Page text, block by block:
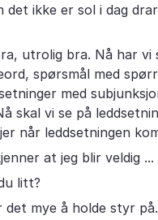
det ikke er sol i dag
utrolig bra. Nå har vi
spørsmål med
med
skal vi se på
når leddsetningen
at jeg blir veldig ...
litt?
det mye å holde styr på.